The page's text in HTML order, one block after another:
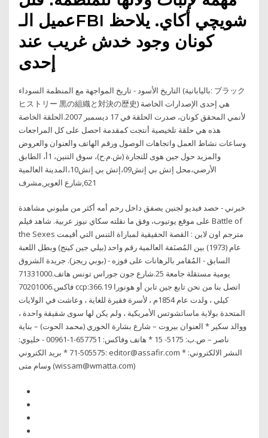
عميل الـFBI شويچي أكاي. يلاحظ
كونان وجود خدش غريب عند
إحدى
التاريخ الأسود - تاريخ المواجهة مع المنظمة السوداء (باليابانية: ブラック
ヒストリー 黒の組織と対決の歴史) هي إحدى الإصدارات الخاصة
لأنمي المحقق كونان، صدرت الحلقة في 17 ديسمبر 2007.الحلقة الخاصة
هذه هي حلقة تلخيصية أنتجت كمقدمة احصل على كل المراجعات
وساعات نشاط العمل واتجاهات الوصول ورقم الهاتف والعنوان والعروض
والمزيد حول جين هوى للتجارة (ش.م.ح)، سوق التنين، 1أ، الطابق
الأرضي،محل إتش بي إتش09،إتش بي إتش10،المدينة العالمية
621,شارع العوير,مشرف
خبرني - حصد فيديو لجنين يصفق داخل رحم أمه أكثر من مليوني مشاهدة
على موقع يوتيوب، وفق ما نقلته سكاي نيوز عربية. شاهد فيلم Battle of
the Sexes مترجم اون لاين : القصة الحقيقية لمباراة التنس التي أقيمت
عام (1973) بين المُصنَفة العالمية رقم واحد (بيلي جين كينج) وبطل اللعبة
السابق - المُقامر بالرهانات على فوزه - (بوبي ريجز). جريدة الشروق
يومية مستقلة جامعة 25.شارع جون جوراس تونس هاتف.71331000
فاكس.70201006 ccp:366.19 اتصل بنا من نحن تابع جين تابن أو هونورا
كيلي ، ولدت عام 1854م ، لأسرة فقيرة للغاية ، وعاشت في الولايات
المتحدة بولاية ماساتشوتس الأمريكية ، ولم يكن لها سوى شقيقة واحدة ،
ووالد سكير * العنوان بيروت – شارع بشارة الخوري (محمد الحوت) – بناية
ناصر – ص.ب: 5175- 15 * هاتف وفاكس: 657751-1-00961 - خليوي:
505575-71 * بريد الكتروني: editor@assafir.com * النشر الالكتروني:
وسام متى (wissam@wmatta.com)